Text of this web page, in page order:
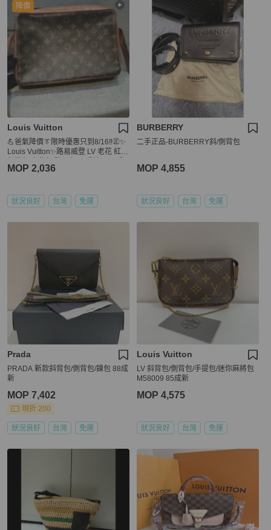
降價
Louis Vuitton
💪爸氣降價👔限時優惠只到8/16‼️㊣✨
Louis Vuitton✨路易威登 LV 老花 紅皮
包🌳二手樹屋🌳
MOP 2,036
狀況良好 台灣 免運
BURBERRY
二手正品-BURBERRY斜/側背包
MOP 4,855
狀況良好 台灣 免運
Prada
PRADA 新款斜背包/側背包/鍊包 88成
新
MOP 7,402
現折 200
狀況良好 台灣 免運
Louis Vuitton
LV 斜背包/側背包/手提包/迷你麻將包
M58009 85成新
MOP 4,575
狀況良好 台灣 免運